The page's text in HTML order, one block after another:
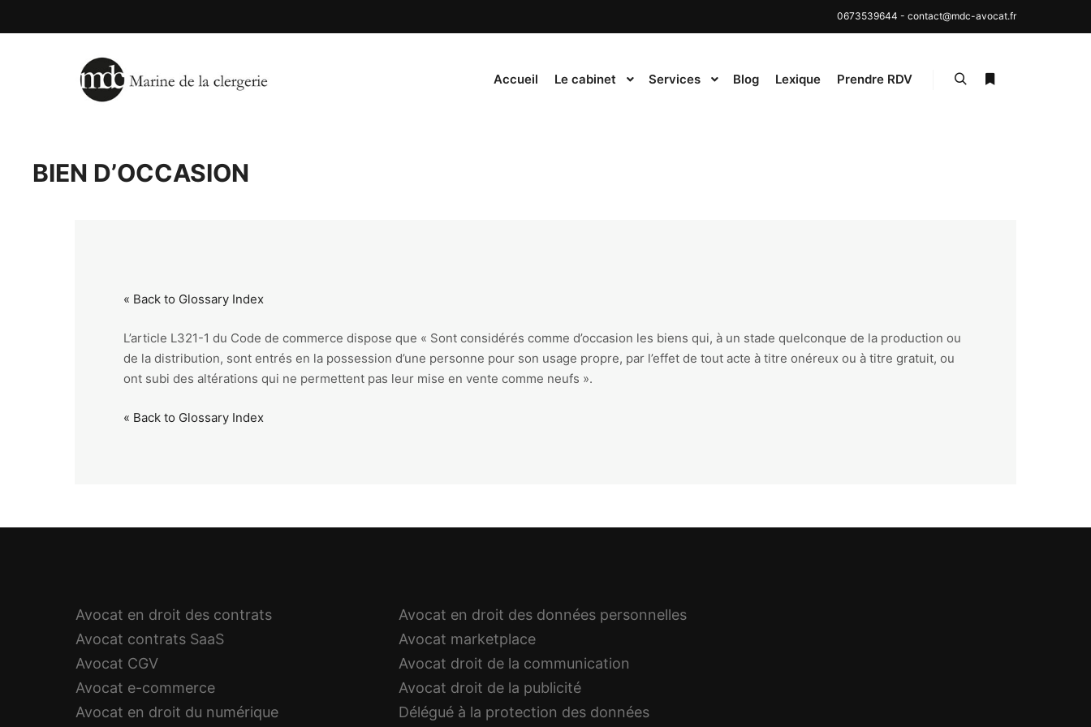
0673539644 - contact@mdc-avocat.fr
Accueil Le cabinet Services Blog Lexique Prendre RDV
BIEN D’OCCASION
« Back to Glossary Index
L’article L321-1 du Code de commerce dispose que « Sont considérés comme d’occasion les biens qui, à un stade quelconque de la production ou
de la distribution, sont entrés en la possession d’une personne pour son usage propre, par l’effet de tout acte à titre onéreux ou à titre gratuit, ou
ont subi des altérations qui ne permettent pas leur mise en vente comme neufs ».
« Back to Glossary Index
Avocat en droit des contrats
Avocat contrats SaaS
Avocat CGV
Avocat e-commerce
Avocat en droit du numérique
Avocat en droit des données personnelles
Avocat marketplace
Avocat droit de la communication
Avocat droit de la publicité
Délégué à la protection des données